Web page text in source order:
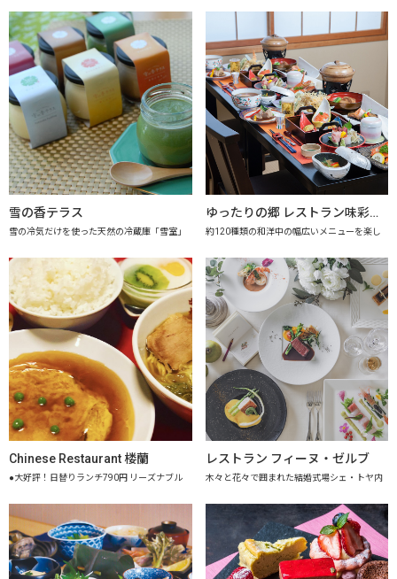
雪の香テラス
雪の冷気だけを使った天然の冷蔵庫「雪室」
ゆったりの郷 レストラン味彩 【上越市地産地消推進の店認定店】
約120種類の和洋中の幅広いメニューを楽し
Chinese Restaurant 楼蘭
●大好評！日替りランチ790円 リーズナブル
レストラン フィーヌ・ゼルブ
木々と花々で囲まれた結婚式場シェ・トヤ内